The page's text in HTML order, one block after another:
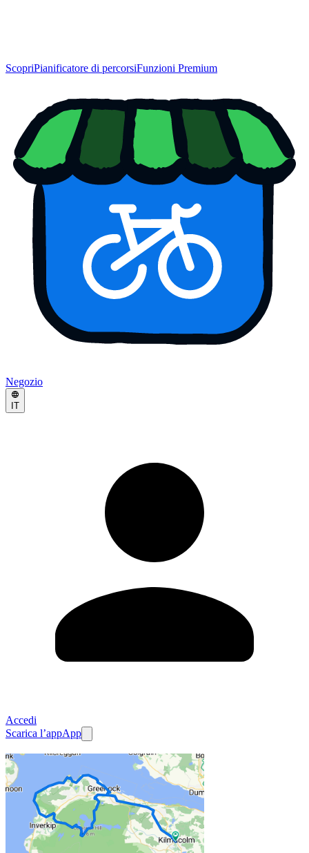
ScopriPianificatore di percorsiFunzioni Premium
Negozio
IT
Accedi
Scarica l’appApp